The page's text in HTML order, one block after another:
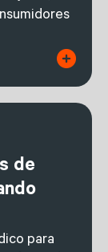
de
para